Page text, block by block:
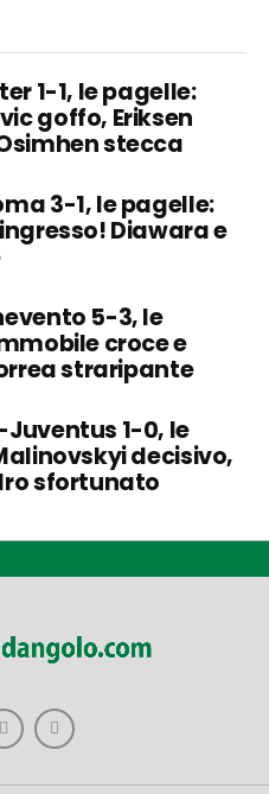
1-1, le pagelle:
goffo, Eriksen
stecca
3-1, le pagelle:
Diawara e
5-3, le
croce e
straripante
1-0, le
decisivo,
sfortunato